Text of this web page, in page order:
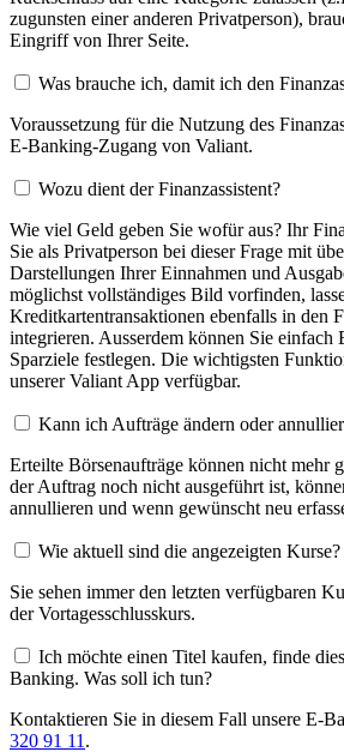
zugunsten einer anderen Privatperson),
Eingriff von Ihrer Seite.
Was brauche ich, damit ich den
Voraussetzung für die Nutzung des
E-Banking-Zugang von Valiant.
Wozu dient der Finanzassistent?
Wie viel Geld geben Sie wofür aus? Ihr
Sie als Privatperson bei dieser Frage mit
Darstellungen Ihrer Einnahmen und
möglichst vollständiges Bild vorfinden,
Kreditkartentransaktionen ebenfalls in den
integrieren. Ausserdem können Sie einfach
Sparziele festlegen. Die wichtigsten
unserer Valiant App verfügbar.
Kann ich Aufträge ändern oder
Erteilte Börsenaufträge können nicht mehr
der Auftrag noch nicht ausgeführt ist,
annullieren und wenn gewünscht neu
Wie aktuell sind die angezeigten Kurse?
Sie sehen immer den letzten verfügbaren
der Vortagesschlusskurs.
Ich möchte einen Titel kaufen, finde
Banking. Was soll ich tun?
Kontaktieren Sie in diesem Fall unsere E-
320 91 11 .